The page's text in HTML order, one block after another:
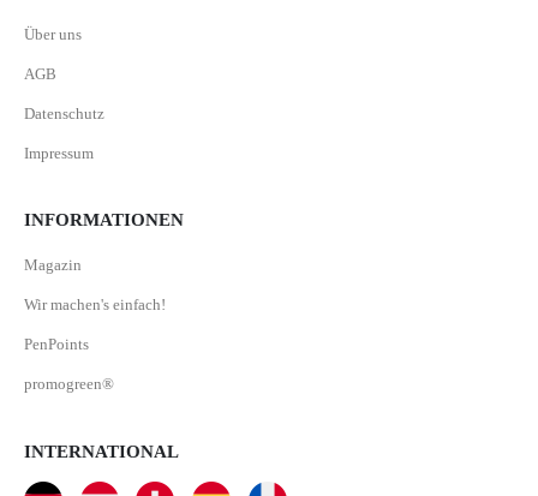
Über uns
AGB
Datenschutz
Impressum
INFORMATIONEN
Magazin
Wir machen's einfach!
PenPoints
promogreen®
INTERNATIONAL